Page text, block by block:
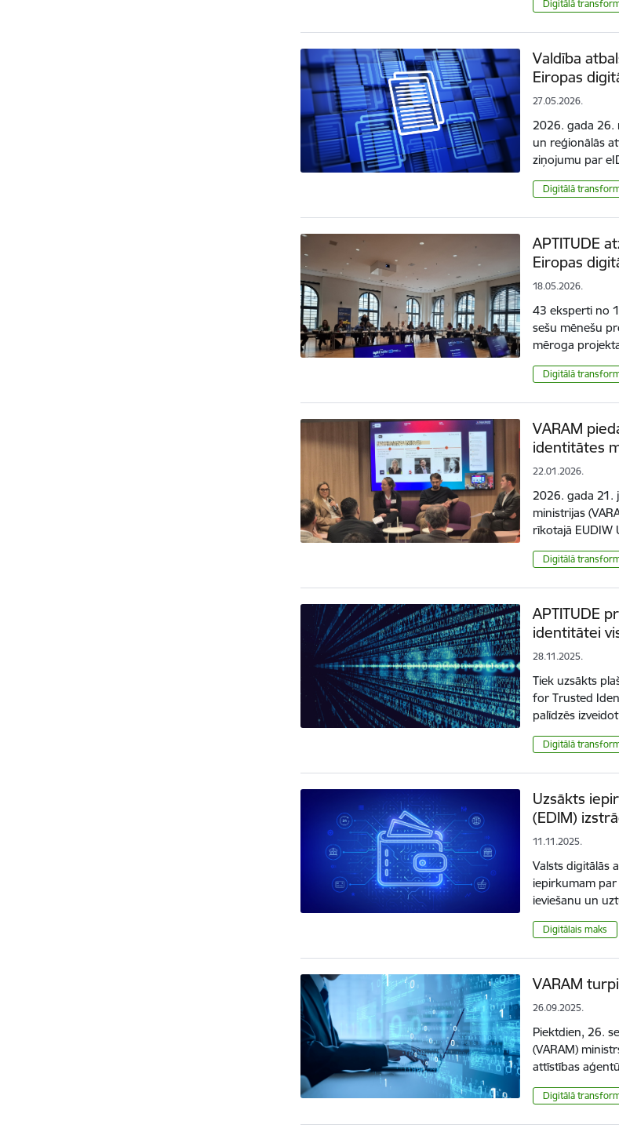
Digitālā
Valdība
Eiropas
27.05.2026.
2026. gada 26.
un reģionālās
ziņojumu par
Digitālā
APTITUDE
Eiropas
18.05.2026.
43 eksperti no
sešu mēnešu
mēroga
Digitālā
VARAM
identitātes
22.01.2026.
2026. gada 21.
ministrijas
rīkotajā
Digitālā
APTITUDE
identitātei
28.11.2025.
Tiek uzsākts
for Trusted
palīdzēs
Digitālā
Uzsākts
(EDIM)
11.11.2025.
Valsts digitālās
iepirkumam par
ieviešanu un
Digitālais maks
VARAM
26.09.2025.
Piektdien, 26.
(VARAM)
attīstības
Digitālā